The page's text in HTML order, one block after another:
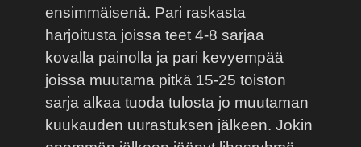
ensimmäisenä. Pari raskasta
harjoitusta joissa teet 4-8 sarjaa
kovalla painolla ja pari kevyempää
joissa muutama pitkä 15-25 toiston
sarja alkaa tuoda tulosta jo muutaman
kuukauden uurastuksen jälkeen. Jokin